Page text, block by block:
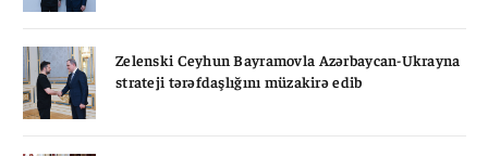
Zelenski Ceyhun Bayramovla Azərbaycan-Ukrayna
strateji tərəfdaşlığını müzakirə edib